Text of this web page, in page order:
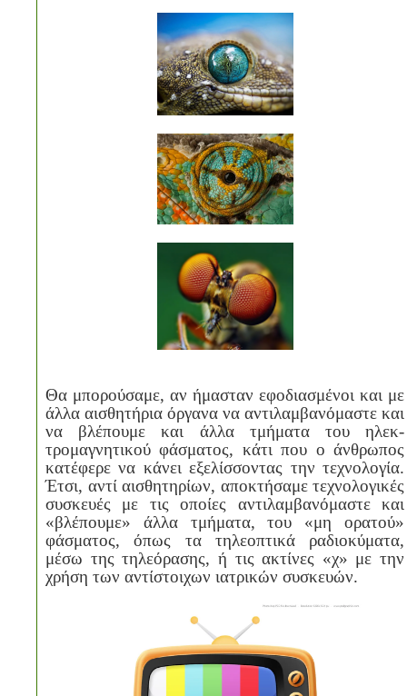
Θα μπορούσαμε, αν ήμασταν εφοδιασμένοι και με
άλλα αισθητήρια όργανα να αντιλαμβανόμαστε και
να βλέπουμε και άλλα τμήματα του ηλεκ-
τρομαγνητικού φάσματος, κάτι που ο άνθρωπος
κατέφερε να κάνει εξελίσσοντας την τεχνολογία.
Έτσι, αντί αισθητηρίων, αποκτήσαμε τεχνολογικές
συσκευές με τις οποίες αντιλαμβανόμαστε και
«βλέπουμε» άλλα τμήματα, του «μη ορατού»
φάσματος, όπως τα τηλεοπτικά ραδιοκύματα,
μέσω της τηλεόρασης, ή τις ακτίνες «χ» με την
χρήση των αντίστοιχων ιατρικών συσκευών.